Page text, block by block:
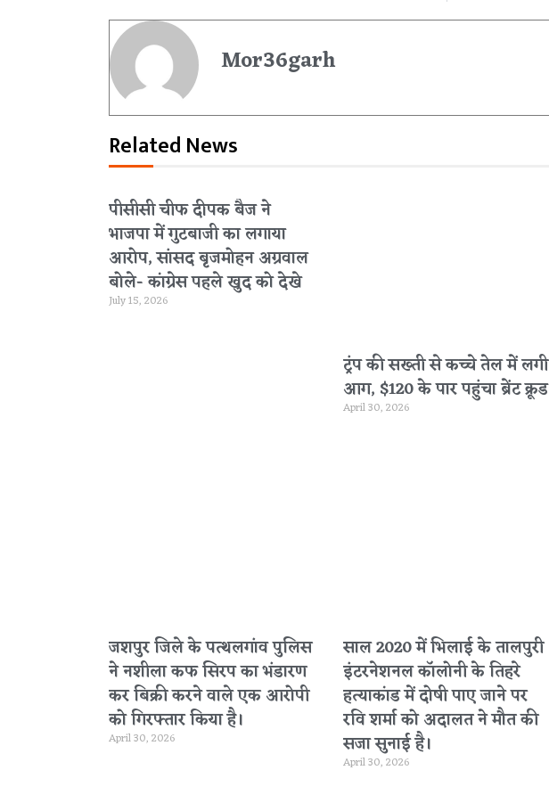
Mor36garh
Related News
पीसीसी चीफ दीपक बैज ने
भाजपा में गुटबाजी का लगाया
आरोप, सांसद बृजमोहन अग्रवाल
बोले- कांग्रेस पहले खुद को देखे
July 15, 2026
ट्रंप की सख्ती से कच्चे तेल में लगी
आग, $120 के पार पहुंचा ब्रेंट क्रूड
April 30, 2026
जशपुर जिले के पत्थलगांव पुलिस
ने नशीला कफ सिरप का भंडारण
कर बिक्री करने वाले एक आरोपी
को गिरफ्तार किया है।
April 30, 2026
साल 2020 में भिलाई के तालपुरी
इंटरनेशनल कॉलोनी के तिहरे
हत्याकांड में दोषी पाए जाने पर
रवि शर्मा को अदालत ने मौत की
सजा सुनाई है।
April 30, 2026